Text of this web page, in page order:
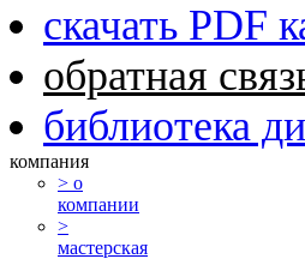
скачать PDF
обратная
библиотека
компания
> о
компании
>
мастерская